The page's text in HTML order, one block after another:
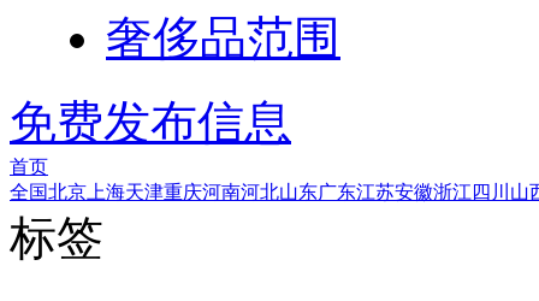
奢侈品范围
免费发布信息
首页
全国北京 上海天津重庆河南河北山东广东江苏安徽浙江 四川 山
标签